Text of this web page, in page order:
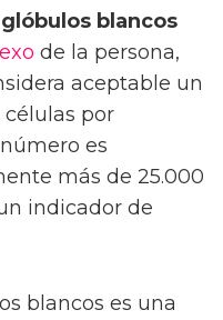
blancos
de la persona,
aceptable un
células por
es
más de 25.000
indicador de
blancos es una